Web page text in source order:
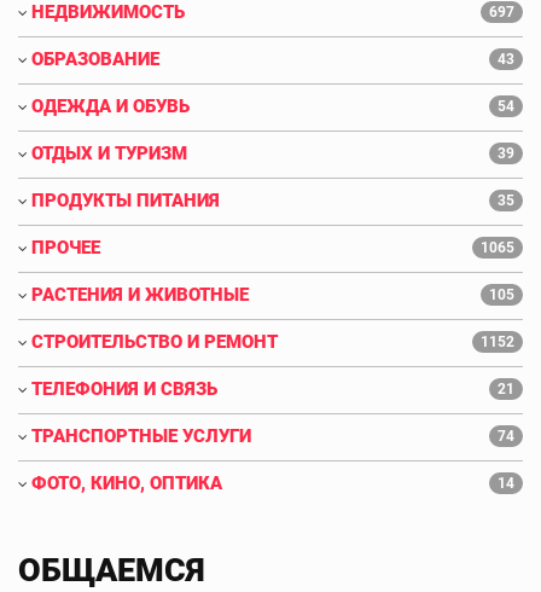
НЕДВИЖИМОСТЬ 697
ОБРАЗОВАНИЕ 43
ОДЕЖДА И ОБУВЬ 54
ОТДЫХ И ТУРИЗМ 39
ПРОДУКТЫ ПИТАНИЯ 35
ПРОЧЕЕ 1065
РАСТЕНИЯ И ЖИВОТНЫЕ 105
СТРОИТЕЛЬСТВО И РЕМОНТ 1152
ТЕЛЕФОНИЯ И СВЯЗЬ 21
ТРАНСПОРТНЫЕ УСЛУГИ 74
ФОТО, КИНО, ОПТИКА 14
ОБЩАЕМСЯ